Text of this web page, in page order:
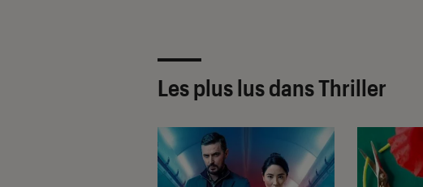
Les plus lus dans Thriller